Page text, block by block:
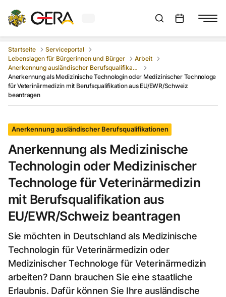
Aktuelles Wetter in GeraSuchleiste anzeigen
Startseite
Serviceportal
Lebenslagen für Bürgerinnen und Bürger
Arbeit
Anerkennung ausländischer Berufsqualifikationen
Anerkennung als Medizinische Technologin oder Medizinischer Technologe
für Veterinärmedizin mit Berufsqualifikation aus EU/EWR/Schweiz
beantragen
Anerkennung ausländischer Berufsqualifikationen
Anerkennung als Medizinische
Technologin oder Medizinischer
Technologe für Veterinärmedizin
mit Berufsqualifikation aus
EU/EWR/Schweiz beantragen
Sie möchten in Deutschland als Medizinische
Technologin für Veterinärmedizin oder
Medizinischer Technologe für Veterinärmedizin
arbeiten? Dann brauchen Sie eine staatliche
Erlaubnis. Dafür können Sie Ihre ausländische